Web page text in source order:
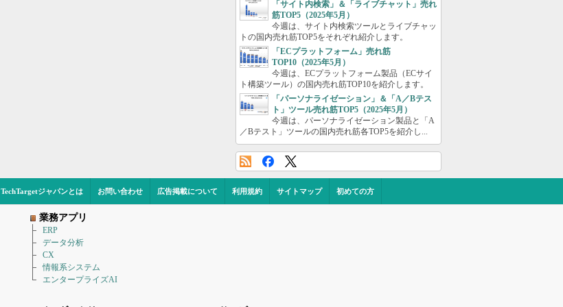
「サイト内検索」＆「ライブチャット」売れ
筋TOP5（2025年5月）
今週は、サイト内検索ツールとライブチャッ
トの国内売れ筋TOP5をそれぞれ紹介します。
「ECプラットフォーム」売れ筋
TOP10（2025年5月）
今週は、ECプラットフォーム製品（ECサイ
ト構築ツール）の国内売れ筋TOP10を紹介します。
「パーソナライゼーション」＆「A／Bテス
ト」ツール売れ筋TOP5（2025年5月）
今週は、パーソナライゼーション製品と「A
／Bテスト」ツールの国内売れ筋各TOP5を紹介し...
TechTargetジャパンとは お問い合わせ 広告掲載について 利用規約 サイトマップ 初めての方
業務アプリ
ERP
データ分析
CX
情報系システム
エンタープライズAI